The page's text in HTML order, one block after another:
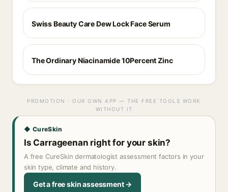
Swiss Beauty Care Dew Lock Face Serum
The Ordinary Niacinamide 10Percent Zinc
PROMOTION · OUR OWN APP — THE FREE TOOLS WORK
WITHOUT IT
◆ CureSkin
Is Carrageenan right for your skin?
A free CureSkin dermatologist assessment factors in your
skin type, climate and history.
Get a free skin assessment →